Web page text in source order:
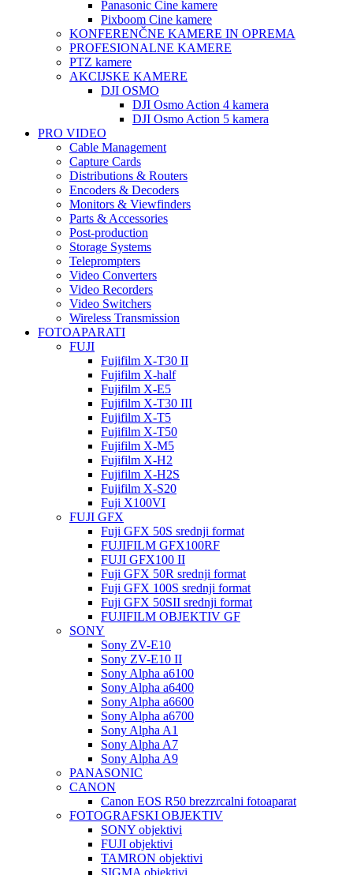
Panasonic Cine kamere
Pixboom Cine kamere
KONFERENČNE KAMERE IN OPREMA
PROFESIONALNE KAMERE
PTZ kamere
AKCIJSKE KAMERE
DJI OSMO
DJI Osmo Action 4 kamera
DJI Osmo Action 5 kamera
PRO VIDEO
Cable Management
Capture Cards
Distributions & Routers
Encoders & Decoders
Monitors & Viewfinders
Parts & Accessories
Post-production
Storage Systems
Teleprompters
Video Converters
Video Recorders
Video Switchers
Wireless Transmission
FOTOAPARATI
FUJI
Fujifilm X-T30 II
Fujifilm X-half
Fujifilm X-E5
Fujifilm X-T30 III
Fujifilm X-T5
Fujifilm X-T50
Fujifilm X-M5
Fujifilm X-H2
Fujifilm X-H2S
Fujifilm X-S20
Fuji X100VI
FUJI GFX
Fuji GFX 50S srednji format
FUJIFILM GFX100RF
FUJI GFX100 II
Fuji GFX 50R srednji format
Fuji GFX 100S srednji format
Fuji GFX 50SII srednji format
FUJIFILM OBJEKTIV GF
SONY
Sony ZV-E10
Sony ZV-E10 II
Sony Alpha a6100
Sony Alpha a6400
Sony Alpha a6600
Sony Alpha a6700
Sony Alpha A1
Sony Alpha A7
Sony Alpha A9
PANASONIC
CANON
Canon EOS R50 brezzrcalni fotoaparat
FOTOGRAFSKI OBJEKTIV
SONY objektivi
FUJI objektivi
TAMRON objektivi